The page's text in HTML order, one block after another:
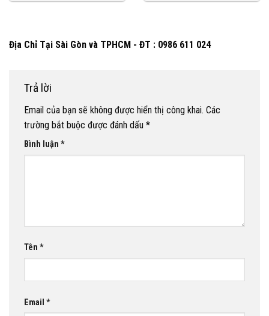
Địa Chỉ Tại Sài Gòn và TPHCM - ĐT : 0986 611 024
Trả lời
Email của bạn sẽ không được hiển thị công khai. Các
trường bắt buộc được đánh dấu *
Bình luận *
Tên *
Email *